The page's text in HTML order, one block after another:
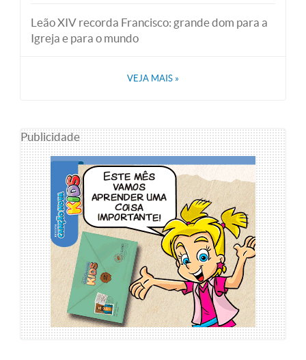
Leão XIV recorda Francisco: grande dom para a
Igreja e para o mundo
VEJA MAIS »
Publicidade